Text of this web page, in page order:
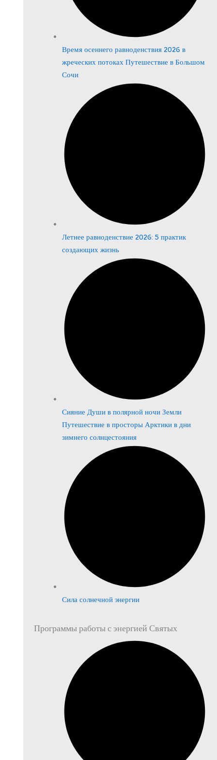
Время осеннего равноденствия 2026 в
жреческих потоках Путешествие в Большом
Сочи
Летнее равноденствие 2026: 5 практик
создающих жизнь
Сияние Души в полярной ночи Земли
Путешествие в просторы Арктики в дни
зимнего солнцестояния
Сила солнечной энергии
Программы работы с энергией Святых